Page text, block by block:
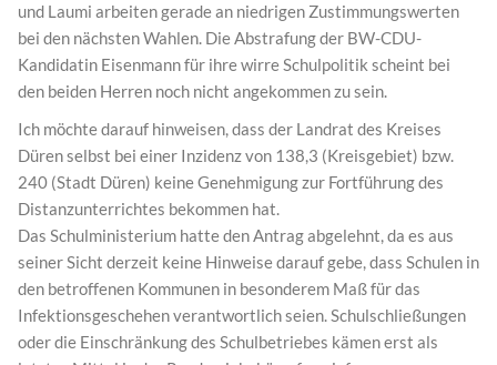
und Laumi arbeiten gerade an niedrigen Zustimmungswerten
bei den nächsten Wahlen. Die Abstrafung der BW-CDU-
Kandidatin Eisenmann für ihre wirre Schulpolitik scheint bei
den beiden Herren noch nicht angekommen zu sein.
Ich möchte darauf hinweisen, dass der Landrat des Kreises
Düren selbst bei einer Inzidenz von 138,3 (Kreisgebiet) bzw.
240 (Stadt Düren) keine Genehmigung zur Fortführung des
Distanzunterrichtes bekommen hat.
Das Schulministerium hatte den Antrag abgelehnt, da es aus
seiner Sicht derzeit keine Hinweise darauf gebe, dass Schulen in
den betroffenen Kommunen in besonderem Maß für das
Infektionsgeschehen verantwortlich seien. Schulschließungen
oder die Einschränkung des Schulbetriebes kämen erst als